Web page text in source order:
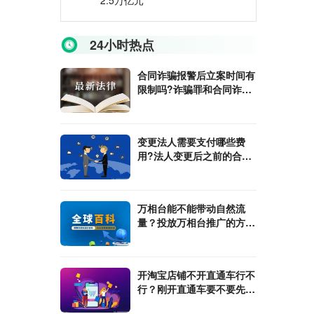
24小时热点
合同诈骗报警后立案时间有
限制吗?诈骗罪和合同诈骗
变更法人需要支付哪些费
用?法人变更后之前的合同
万相台能不能带动自然流
量？投放万相台推广的方式
开淘宝店铺不开直通车行不
行？刚开直通车要不要先出